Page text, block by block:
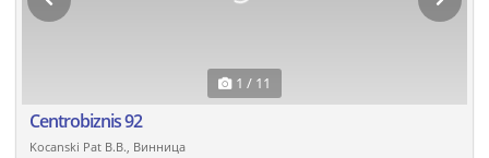
1 / 11
Centrobiznis 92
Kocanski Pat B.B., Винница